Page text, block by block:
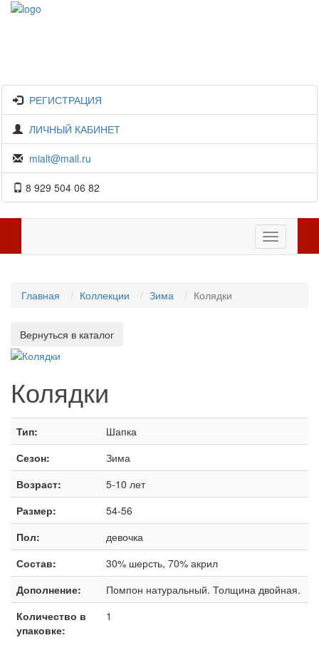
РЕГИСТРАЦИЯ
ЛИЧНЫЙ КАБИНЕТ
mialt@mail.ru
8 929 504 06 82
Toggle
navigation
Главная Коллекции Зима Колядки
Колядки
Тип:
Шапка
Сезон:
Зима
Возраст:
5-10 лет
Размер:
54-56
Пол:
девочка
Состав:
30% шерсть, 70% акрил
Дополнение:
Помпон натуральный. Толщина двойная.
Количество в
упаковке:
1